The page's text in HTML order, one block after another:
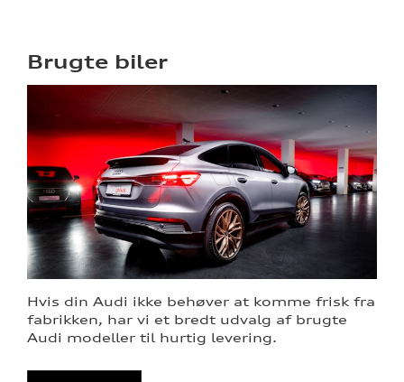
Brugte biler
Hvis din Audi ikke behøver at komme frisk fra
fabrikken, har vi et bredt udvalg af brugte
Audi modeller til hurtig levering.